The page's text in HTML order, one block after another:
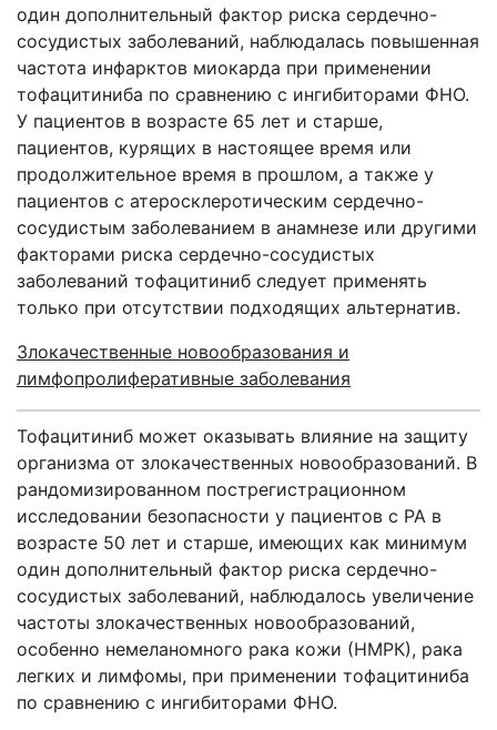
один дополнительный фактор риска сердечно-
сосудистых заболеваний, наблюдалась повышенная
частота инфарктов миокарда при применении
тофацитиниба по сравнению с ингибиторами ФНО.
У пациентов в возрасте 65 лет и старше,
пациентов, курящих в настоящее время или
продолжительное время в прошлом, а также у
пациентов с атеросклеротическим сердечно-
сосудистым заболеванием в анамнезе или другими
факторами риска сердечно-сосудистых
заболеваний тофацитиниб следует применять
только при отсутствии подходящих альтернатив.
Злокачественные новообразования и
лимфопролиферативные заболевания
Тофацитиниб может оказывать влияние на защиту
организма от злокачественных новообразований. В
рандомизированном пострегистрационном
исследовании безопасности у пациентов с РА в
возрасте 50 лет и старше, имеющих как минимум
один дополнительный фактор риска сердечно-
сосудистых заболеваний, наблюдалось увеличение
частоты злокачественных новообразований,
особенно немеланомного рака кожи (НМРК), рака
легких и лимфомы, при применении тофацитиниба
по сравнению с ингибиторами ФНО.